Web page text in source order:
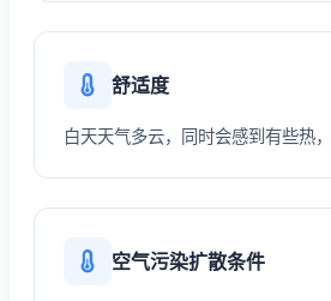
舒适度
白天天气多云，同时会感到有些热，
空气污染扩散条件